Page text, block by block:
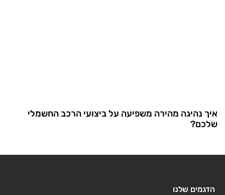
איך נהיגה מהירה משפיעה על ביצועי הרכב החשמלי
שלכם?
הדגמים שלנו